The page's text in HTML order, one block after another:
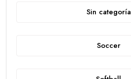
Sin categoría
Soccer